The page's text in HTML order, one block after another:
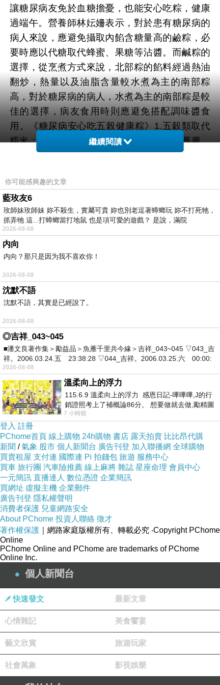
讓糖尿病友免於血糖擔憂，也能安心吃粽，健康
過端午。營養師林妘姍表示，對於患有糖尿病的
病人來說，應避免攝取內餡含糖量高的鹼粽，必
要時應以代糖取代蜂蜜、果糖等沾醬。而鹹粽的
選擇，從烹煮方式來說，北部粽的餡料經過熱油
翻炒，熱量以及油脂含量較水煮為主的南部粽
高，對於糖尿病的病人，水煮為主的南部粽是較
佳的選擇，病友食用時則應避免搭配調味醬食
用。《糖尿病安心吃五榖健康粽》1.五穀類取代
糯米：將粽子內餡常用的用糙米、燕麥、蕎麥、
薏仁、栗子、蓮子、綠豆、紅豆、芋頭、山藥等
是黑糯米，其蛋白質、維生素、鈣、磷、鐵、
鎂、膳食纖維含量均比一般糯米高，是糖尿病病
患在過節時的好選擇。 2.蔬菜入粽：常用的鹹蛋
黃應避免，改以洋蔥、香菇、竹筍、小黃瓜、紅
蘿蔔......等等蔬菜取代，增加纖維質含量的攝
取。3.吃粽搭配蔬果：吃完粽子之後，宜搭配一
碗清淡蔬菜湯，以及一份水果，可使飲食更均
衡。 【健康五穀粽安心食譜】：1,先滷香菇、筍
絲、小黃瓜等蔬菜。 2.預先將五榖米洗淨，用清
水浸泡約4至6小時（或隔夜）。 3.將瀝乾水份的
五榖米放入鍋中，加入滷香菇以中火拌炒。 4.取
粽葉相疊折成漏斗狀填入適量的五穀米鋪平，再
放入筍絲、小黃瓜等蔬菜餡料。最用加入適量的
五穀米覆蓋餡料，包合粽葉，並以粽繩綁緊粽
身。 5.將包好的粽子放入鍋內，加入大量的水煮
約15至20分鐘，熄火靜置約30分鐘後，好吃的
「健康五榖粽」即大功告成。至於腎臟病友又該
如何健康吃粽？台北慈濟醫院營養師胡芳晴指
出，目前市售粽子口味均較鹹，對腎臟病友血壓
控制非常不好，建議粽子內餡應減少大量食用火
腿、菜脯等含鹽高的食物，同時要減少蛋白質食
材，盡量以新鮮食物為主，避免攝入過多油脂及
鹽份。建議在食材準備上，可多加一些蔬菜，例
如：香菇、筍子、蒟蒻、胡蘿蔔等，以增加纖維
的攝取，且少用調味醬料，降低鹽分攝取，可使
用新鮮食物的原味，如紅蔥、蒜、香菇等來提
味。【腎臟病友健康吃粽5原則】：1.選擇白糯米
紫米等，均是含磷、鉀成分高的食材，腎友多吃
恐增加腎臟負擔。2.選擇少油量粽：在選擇時，
盡量挑選以蒸或水煮的方式來減少用油量。若要
自己DIY，則可包入生白糯米與餡料後，將粽子
用水煮方式即可。3.減少加工醬料：調味醬料含
鈉比較高，包括番茄醬、甜辣醬及醬油膏，就相
繼續閱讀
你可能感興趣的文章
藍玫友6
玫師妹玫師妹 妳不殺生，實屬可貴 妳也別老逗著蟑螂玩 妳不打死牠，
抓弄牠 這...打蟑螂當打地鼠 也是項可愛的遊戲？ 是說，滿院
2026-08-08
内向
内向？那只是因为我不喜欢你！
2026-08-08
沈默不語
沈默不語，其實是已經說了。
2026-08-08
◎吉祥_043~045
■潘文良著作集＞勵益品＞魚雁千里共今緣＞吉祥_043~045 ▽043_吉
祥。2006.03.24.五 23:38:28 ▽044_吉祥。2006.03.25.六 00:00:
2026-08-08
溫柔向上的浮力
115.6.9 溫柔向上的浮力 感恩日記-嗶嗶嗶,J的行
銷證照考上了補概論86分。 想要做就去做,勵精圖
治大成功,也是表法,堅持和努力
7 小時前
登入 註冊
PChome首頁 線上購物 24h購物 書店 露天拍賣 比比昂代購
新聞 /氣象 股市 個人新聞台 廣告刊登 加入聯播網 全球購物
買賣租屋 支付連 國際連 Pi 拍錢包 旅遊 服務中心
買車 旅行團 汽車險推薦 線上麻將 雜誌 星座命理 會員中心
一元簡訊 直播達人 數位憑證 企業簡訊
買網址 虛擬主機 企業郵件
廣告刊登 隱私權聲明
消費者保護 兒童網路安全
About PChome 投資人聯絡 徵才
著作權保護 ｜網路家庭版權所有、轉載必究 ‧Copyright PChome
Online
PChome Online and PChome are trademarks of PChome
Online Inc.
個人新聞台
快速發文 最新文章
心情雜記 美食饗宴
藝文欣賞 旅遊玩家
社會萬象 影視娛樂